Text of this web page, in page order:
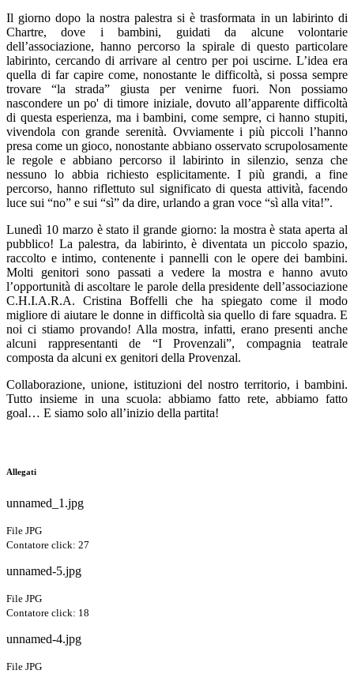
Il giorno dopo la nostra palestra si è trasformata in un labirinto di
Chartre, dove i bambini, guidati da alcune volontarie
dell’associazione, hanno percorso la spirale di questo particolare
labirinto, cercando di arrivare al centro per poi uscirne. L’idea era
quella di far capire come, nonostante le difficoltà, si possa sempre
trovare “la strada” giusta per venirne fuori. Non possiamo
nascondere un po' di timore iniziale, dovuto all’apparente difficoltà
di questa esperienza, ma i bambini, come sempre, ci hanno stupiti,
vivendola con grande serenità. Ovviamente i più piccoli l’hanno
presa come un gioco, nonostante abbiano osservato scrupolosamente
le regole e abbiano percorso il labirinto in silenzio, senza che
nessuno lo abbia richiesto esplicitamente. I più grandi, a fine
percorso, hanno riflettuto sul significato di questa attività, facendo
luce sui “no” e sui “sì” da dire, urlando a gran voce “sì alla vita!”.
Lunedì 10 marzo è stato il grande giorno: la mostra è stata aperta al
pubblico! La palestra, da labirinto, è diventata un piccolo spazio,
raccolto e intimo, contenente i pannelli con le opere dei bambini.
Molti genitori sono passati a vedere la mostra e hanno avuto
l’opportunità di ascoltare le parole della presidente dell’associazione
C.H.I.A.R.A. Cristina Boffelli che ha spiegato come il modo
migliore di aiutare le donne in difficoltà sia quello di fare squadra. E
noi ci stiamo provando! Alla mostra, infatti, erano presenti anche
alcuni rappresentanti de “I Provenzali”, compagnia teatrale
composta da alcuni ex genitori della Provenzal.
Collaborazione, unione, istituzioni del nostro territorio, i bambini.
Tutto insieme in una scuola: abbiamo fatto rete, abbiamo fatto
goal… E siamo solo all’inizio della partita!
Allegati
unnamed_1.jpg
File JPG
Contatore click: 27
unnamed-5.jpg
File JPG
Contatore click: 18
unnamed-4.jpg
File JPG